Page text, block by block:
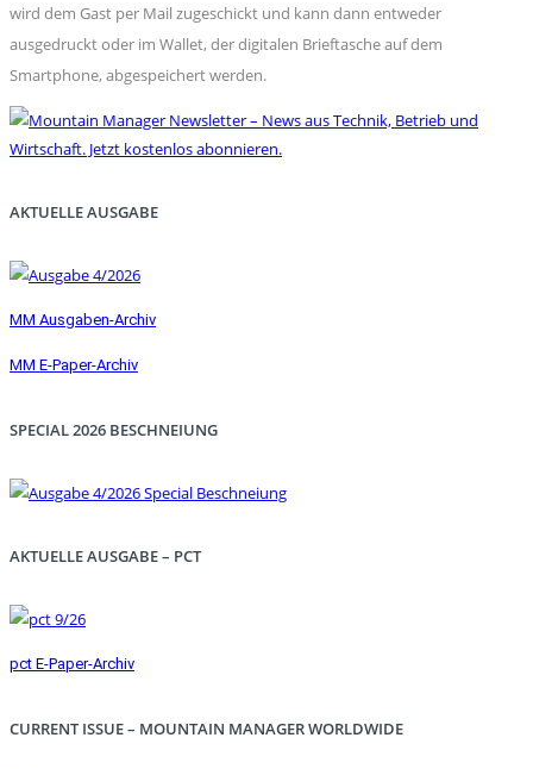
wird dem Gast per Mail zugeschickt und kann dann entweder
ausgedruckt oder im Wallet, der digitalen Brieftasche auf dem
Smartphone, abgespeichert werden.
AKTUELLE AUSGABE
MM Ausgaben-Archiv
MM E-Paper-Archiv
SPECIAL 2026 BESCHNEIUNG
AKTUELLE AUSGABE – PCT
pct E-Paper-Archiv
CURRENT ISSUE – MOUNTAIN MANAGER WORLDWIDE